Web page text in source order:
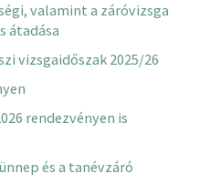
valamint a záróvizsga
átadása
vizsgaidőszak 2025/26
rendezvényen is
és a tanévzáró